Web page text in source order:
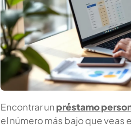
Encontrar un préstamo
el número más bajo que veas